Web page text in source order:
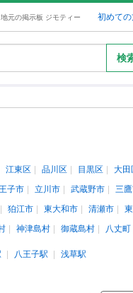
地元の掲示板 ジモティー 初めて
検
江東区 品川区 目黒区 大田
子市 立川市 武蔵野市 三
狛江市 東大和市 清瀬市
神津島村 御蔵島村 八丈町
八王子駅
浅草駅